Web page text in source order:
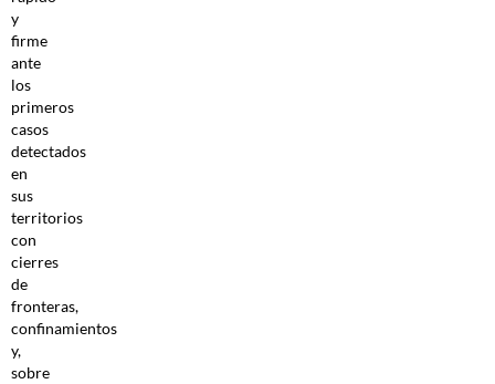
y
firme
ante
los
primeros
casos
detectados
en
sus
territorios
con
cierres
de
fronteras,
confinamientos
y,
sobre